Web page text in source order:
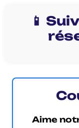
📱
Aime